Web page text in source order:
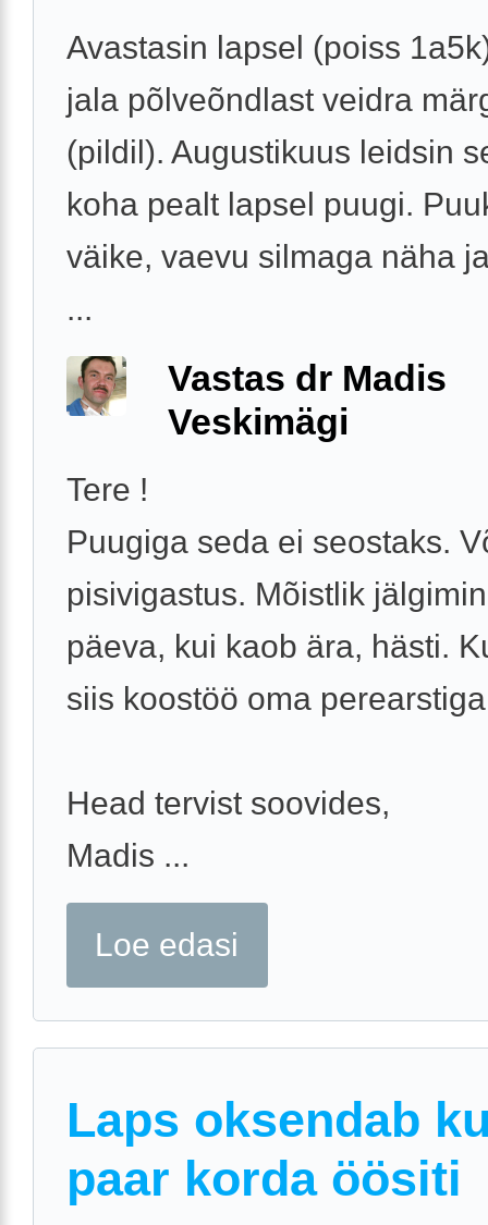
Avastasin lapsel (poiss
jala põlveõndlast veidra
(pildil). Augustikuus leidsin
koha pealt lapsel puugi.
väike, vaevu silmaga näha
...
Vastas dr Madis
Veskimägi
Tere !
Puugiga seda ei seostaks.
pisivigastus. Mõistlik
päeva, kui kaob ära, hästi.
siis koostöö oma
Head tervist soovides,
Madis ...
Loe edasi
Laps oksendab
paar korda öösiti